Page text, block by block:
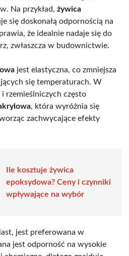
Na przykład, żywica
się doskonałą odpornością na
że idealnie nadaje się do
zwłaszcza w budownictwie.
jest elastyczna, co zmniejsza
się temperaturach. W
rzemieślniczych często
, która wyróżnia się
zachwycające efekty
Ile kosztuje żywica
epoksydowa? Ceny i czynniki
wpływające na wybór
jest preferowana w
jest odporność na wysokie